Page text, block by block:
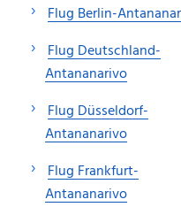
Flug Berlin-
Flug Deutschland-
Antananarivo
Flug Düsseldorf-
Antananarivo
Flug Frankfurt-
Antananarivo